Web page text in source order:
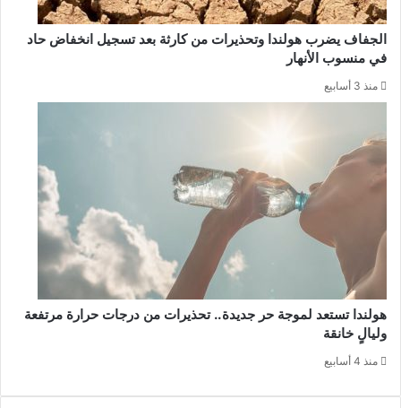
الجفاف يضرب هولندا وتحذيرات من كارثة بعد تسجيل انخفاض حاد
في منسوب الأنهار
منذ 3 أسابيع
هولندا تستعد لموجة حر جديدة.. تحذيرات من درجات حرارة مرتفعة
وليالٍ خانقة
منذ 4 أسابيع